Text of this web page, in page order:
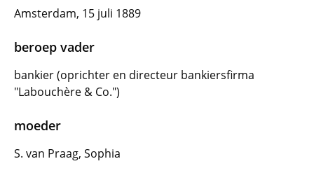
Amsterdam, 15 juli 1889
beroep vader
bankier (oprichter en directeur bankiersfirma
"Labouchère & Co.")
moeder
S. van Praag, Sophia